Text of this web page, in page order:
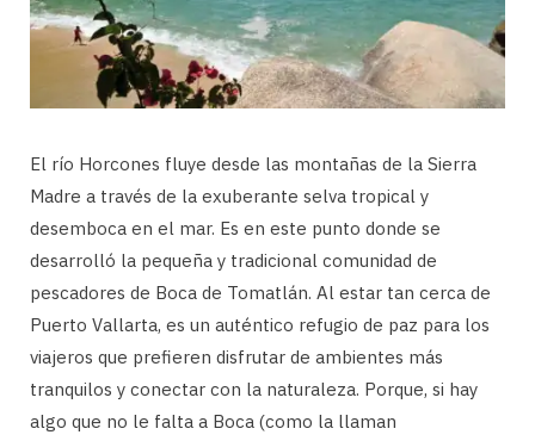
El río Horcones fluye desde las montañas de la Sierra
Madre a través de la exuberante selva tropical y
desemboca en el mar. Es en este punto donde se
desarrolló la pequeña y tradicional comunidad de
pescadores de Boca de Tomatlán. Al estar tan cerca de
Puerto Vallarta, es un auténtico refugio de paz para los
viajeros que prefieren disfrutar de ambientes más
tranquilos y conectar con la naturaleza. Porque, si hay
algo que no le falta a Boca (como la llaman